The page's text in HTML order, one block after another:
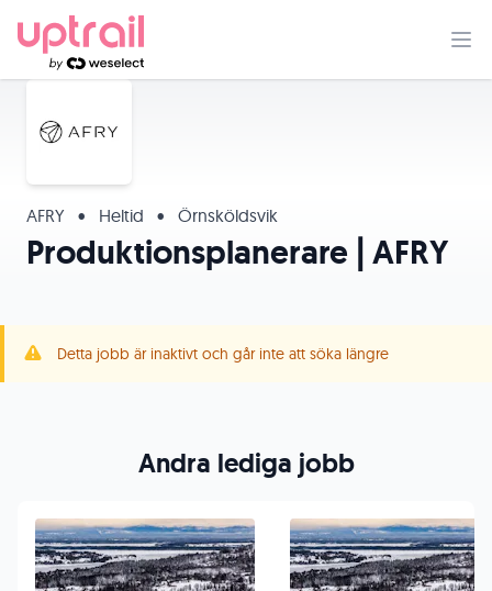
AFRY • Heltid • Örnsköldsvik
Produktionsplanerare | AFRY
Detta jobb är inaktivt och går inte att söka längre
Andra lediga jobb